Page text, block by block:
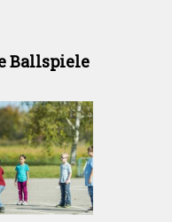
Ballspiele